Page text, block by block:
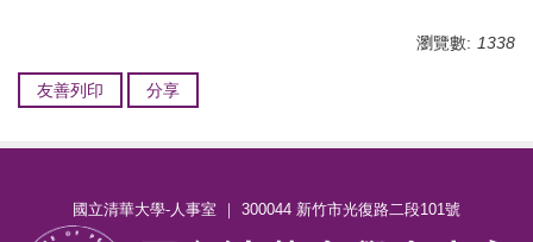
瀏覽數: 1338
友善列印 分享
國立清華大學-人事室 ｜ 300044 新竹市光復路二段101號